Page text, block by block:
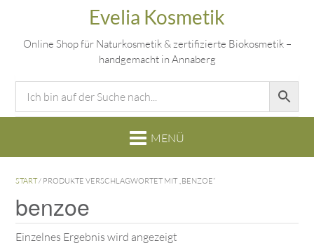
Evelia Kosmetik
Online Shop für Naturkosmetik & zertifizierte Biokosmetik –
handgemacht in Annaberg
START/ PRODUKTE VERSCHLAGWORTET MIT „BENZOE“
benzoe
Einzelnes Ergebnis wird angezeigt